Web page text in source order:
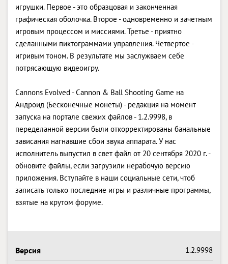
игрушки. Первое - это образцовая и законченная
графическая оболочка. Второе - одновременно и зачетным
игровым процессом и миссиями. Третье - приятно
сделанными пиктограммами управления. Четвертое -
игривым тоном. В результате мы заслужваем себе
потрясающую видеоигру.
Cannons Evolved - Cannon & Ball Shooting Game на
Андроид (Бесконечные монеты) - редакция на момент
запуска на портале свежих файлов - 1.2.9998, в
переделанной версии были откорректированы банальные
зависания нагнавшие сбои звука аппарата. У нас
исполнитель выпустил в свет файл от 20 сентября 2020 г. -
обновите файлы, если загрузили нерабочую версию
приложения. Вступайте в наши социальные сети, чтоб
записать только последние игры и различные программы,
взятые на крутом форуме.
Версия 1.2.9998